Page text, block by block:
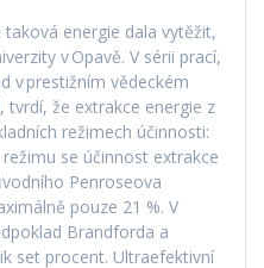
energie dala vytěžit,
v Opavě. V sérii prací,
v prestižním vědeckém
tvrdí, že extrakce energie z
režimech účinnosti:
se účinnost extrakce
Penroseova
pouze 21 %. V
Brandforda a
set procent. Ultraefektivní